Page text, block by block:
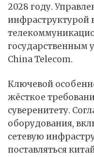
2028 году.
инфраструктурой
государственным
China Telecom.
Ключевой
жёсткое
суверенитету.
оборудования,
сетевую
поставляться